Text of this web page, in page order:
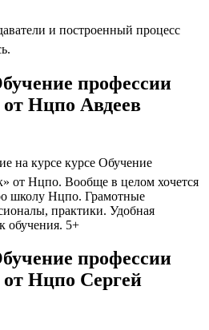
и построенный процесс
профессии
от Нцпо Авдеев
на курсе курсе Обучение
от Нцпо. Вообще в целом хочется
школу Нцпо. Грамотные
практики. Удобная
обучения. 5+
профессии
от Нцпо Сергей